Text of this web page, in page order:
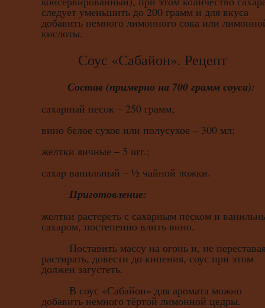
следует уменьшить до 200 грамм и для вкуса
добавить немного лимонного сока или
кислоты.
Соус «Сабайон». Рецепт
Состав (примерно на 700 грамм соуса):
сахарный песок – 250 грамм;
вино белое сухое или полусухое – 300 мл;
желтки яичные – 5 шт.;
сахар ванильный – ½ чайной ложки.
Приготовление:
желтки растереть с сахарным песком и
сахаром, постепенно влить вино.
Поставить массу на огонь и, не
растирать, довести до кипения, соус при этом
должен загустеть.
В соус «Сабайон» для аромата можно
добавить немного тёртой лимонной цедры.